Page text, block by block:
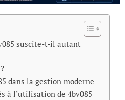
suscite-t-il autant
dans la gestion moderne
à l’utilisation de 4bv085